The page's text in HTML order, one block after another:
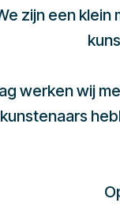
zijn een
werken wij